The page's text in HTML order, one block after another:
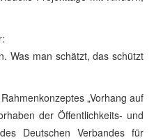
Was man schätzt, das schützt
„Vorhang auf
der Öffentlichkeits- und
Deutschen Verbandes für